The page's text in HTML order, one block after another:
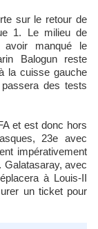
sur le retour de
1. Le milieu de
manqué le
Balogun reste
la cuisse gauche
des tests
et est donc hors
23e avec
impérativement
Galatasaray, avec
à Louis-II
un ticket pour